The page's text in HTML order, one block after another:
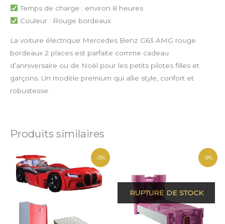
Temps de charge : environ 8 heures
Couleur : Rouge bordeaux
La voiture électrique Mercedes Benz G63 AMG rouge
bordeaux 2 places est parfaite comme cadeau
d’anniversaire ou de Noël pour les petits pilotes filles et
garçons. Un modèle premium qui allie style, confort et
robustesse.
Produits similaires
-5%
prix
initial
était :
€817,00.
actuel
est :
€777,00.
-9%
était :